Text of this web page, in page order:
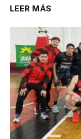
LEER MÁS